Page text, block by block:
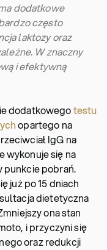
dodatkowe
często
laktozy oraz
W znaczny
i efektywną
dodatkowegotestu
opartego na
IgG na
wykonuje się na
punkcie pobrań.
już po 15 dniach
dietetyczna
ona stan
i przyczyni się
oraz redukcji